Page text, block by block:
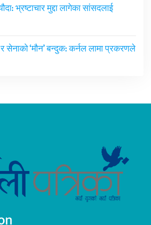
भ्रष्टाचार मुद्दा लागेका सांसदलाई
सेनाको ‘मौन’ बन्दुक: कर्नल लामा प्रकरणले